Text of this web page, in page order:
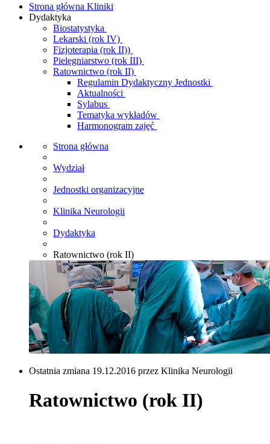
Strona główna Kliniki
Dydaktyka
Biostatystyka
Lekarski (rok IV)
Fizjoterapia (rok II))
Pielęgniarstwo (rok III)
Ratownictwo (rok II)
Regulamin Dydaktyczny Jednostki
Aktualności
Sylabus
Tematyka wykładów
Harmonogram zajęć
Strona główna
Wydział
Jednostki organizacyjne
Klinika Neurologii
Dydaktyka
Ratownictwo (rok II)
Ostatnia zmiana 19.12.2016 przez Klinika Neurologii
Ratownictwo (rok II)